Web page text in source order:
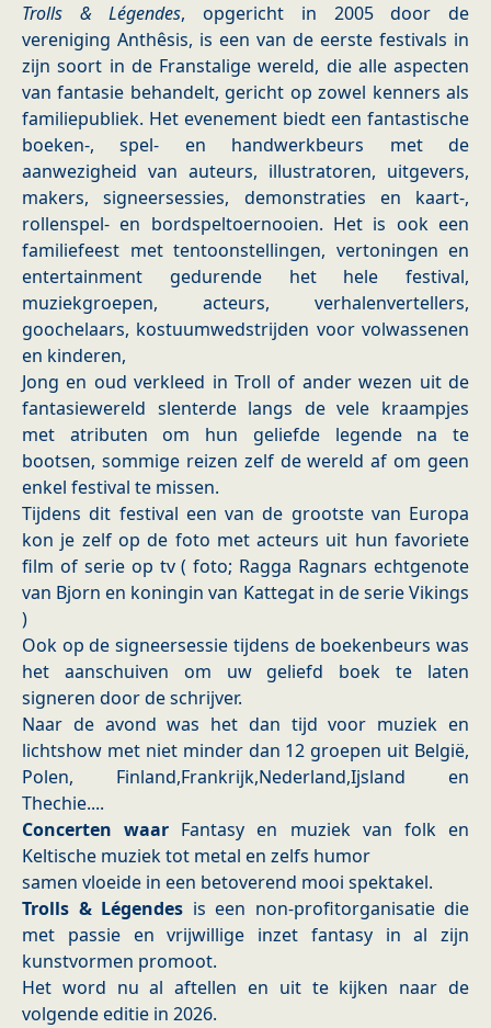
Trolls & Légendes, opgericht in 2005 door de
vereniging Anthêsis, is een van de eerste festivals in
zijn soort in de Franstalige wereld, die alle aspecten
van fantasie behandelt, gericht op zowel kenners als
familiepubliek. Het evenement biedt een fantastische
boeken-, spel- en handwerkbeurs met de
aanwezigheid van auteurs, illustratoren, uitgevers,
makers, signeersessies, demonstraties en kaart-,
rollenspel- en bordspeltoernooien. Het is ook een
familiefeest met tentoonstellingen, vertoningen en
entertainment gedurende het hele festival,
muziekgroepen, acteurs, verhalenvertellers,
goochelaars, kostuumwedstrijden voor volwassenen
en kinderen,
Jong en oud verkleed in Troll of ander wezen uit de
fantasiewereld slenterde langs de vele kraampjes
met atributen om hun geliefde legende na te
bootsen, sommige reizen zelf de wereld af om geen
enkel festival te missen.
Tijdens dit festival een van de grootste van Europa
kon je zelf op de foto met acteurs uit hun favoriete
film of serie op tv ( foto; Ragga Ragnars echtgenote
van Bjorn en koningin van Kattegat in de serie Vikings
)
Ook op de signeersessie tijdens de boekenbeurs was
het aanschuiven om uw geliefd boek te laten
signeren door de schrijver.
Naar de avond was het dan tijd voor muziek en
lichtshow met niet minder dan 12 groepen uit België,
Polen, Finland,Frankrijk,Nederland,Ijsland en
Thechie....
Concerten waar Fantasy en muziek van folk en
Keltische muziek tot metal en zelfs humor
samen vloeide in een betoverend mooi spektakel.
Trolls & Légendes is een non-profitorganisatie die
met passie en vrijwillige inzet fantasy in al zijn
kunstvormen promoot.
Het word nu al aftellen en uit te kijken naar de
volgende editie in 2026.